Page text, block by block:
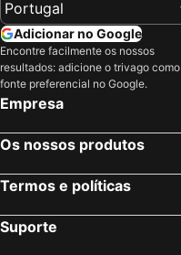
Luise City - An Der Philharmonie
B&B HOTEL Duisburg Hbf-Nord
Residence Inn By Marriott Essen City
Parkhotel Essen
Hotel Goldener Hahn
NH Oberhausen
B&B Hotel Mülheim an der Ruhr
Brunnen Hotel
Adicionar no Google
Encontre facilmente os nossos
resultados: adicione o trivago como
fonte preferencial no Google.
Empresa
Os nossos produtos
Termos e políticas
Suporte